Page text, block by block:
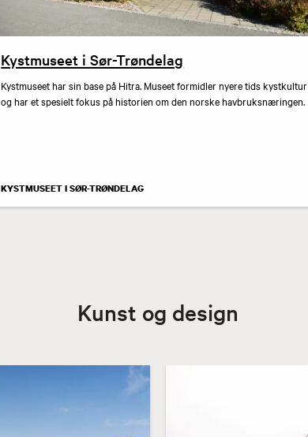
Kystmuseet i Sør-Trøndelag
Kystmuseet har sin base på Hitra. Museet formidler nyere tids kystkultur
og har et spesielt fokus på historien om den norske havbruksnæringen.
KYSTMUSEET I SØR-TRØNDELAG
Kunst og design